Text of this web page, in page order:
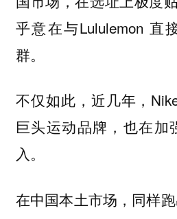
乎意在与Lululemon 直
群。
不仅如此，近几年，
巨头运动品牌，也在加
入。
在中国本土市场，同样